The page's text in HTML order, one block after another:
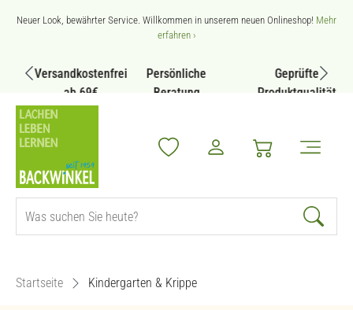
Zum Hauptinhalt springen
Neuer Look, bewährter Service. Willkommen in unserem neuen Onlineshop! Mehr
erfahren ›
Versandkostenfrei
ab 69€
Persönliche
Beratung
Geprüfte
Produktqualität
Startseite Kindergarten & Krippe